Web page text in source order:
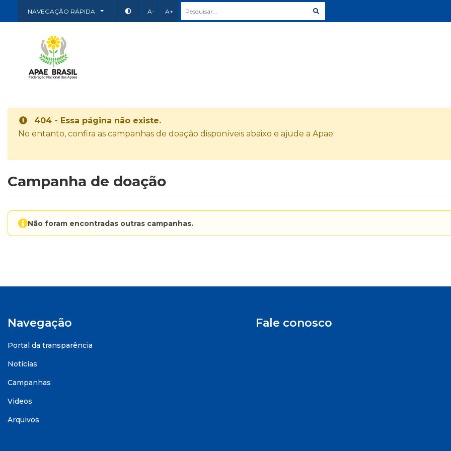
NAVEGAÇÃO RÁPIDA A- A+
404 - Essa página não existe.
No entanto, confira as campanhas de doação disponíveis abaixo e ajude a Apae:
Campanha de doação
Não foram encontradas outras campanhas.
Navegação
Portal da transparência
Notícias
Campanhas
Videos
Arquivos
Fale conosco